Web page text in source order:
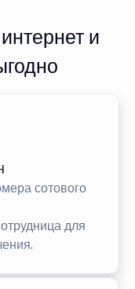
и
сотового
для